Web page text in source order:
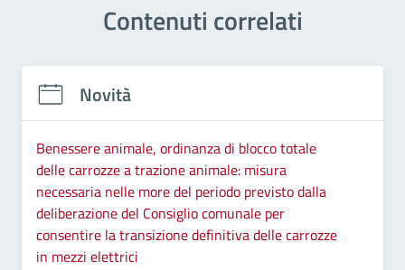
Contenuti correlati
Novità
Benessere animale, ordinanza di blocco totale
delle carrozze a trazione animale: misura
necessaria nelle more del periodo previsto dalla
deliberazione del Consiglio comunale per
consentire la transizione definitiva delle carrozze
in mezzi elettrici